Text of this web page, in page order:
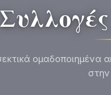
ομαδοποιημένα